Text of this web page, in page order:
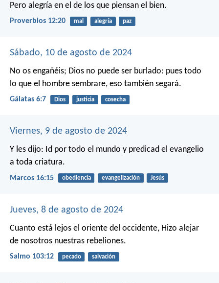
Pero alegría en el de los que piensan el bien.
Proverbios 12:20 mal alegría paz
Sábado, 10 de agosto de 2024
No os engañéis; Dios no puede ser burlado: pues todo
lo que el hombre sembrare, eso también segará.
Gálatas 6:7 Dios justicia cosecha
Viernes, 9 de agosto de 2024
Y les dijo: Id por todo el mundo y predicad el evangelio
a toda criatura.
Marcos 16:15 obediencia evangelización Jesús
Jueves, 8 de agosto de 2024
Cuanto está lejos el oriente del occidente, Hizo alejar
de nosotros nuestras rebeliones.
Salmo 103:12 pecado salvación